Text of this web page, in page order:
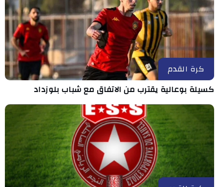
كرة القدم
كسيلة بوعالية يقترب من الاتفاق مع شباب بلوزداد